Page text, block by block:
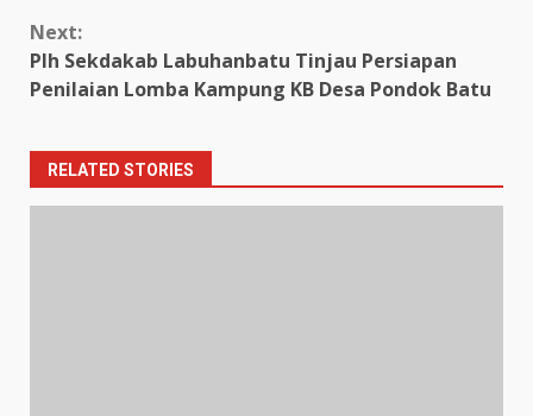
Next:
Plh Sekdakab Labuhanbatu Tinjau Persiapan
Penilaian Lomba Kampung KB Desa Pondok Batu
RELATED STORIES